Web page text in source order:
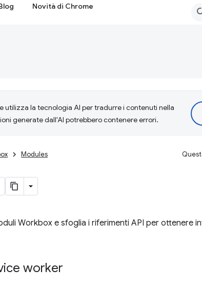
Novità di Chrome
utilizza la tecnologia AI per tradurre i contenuti nella
generate dall'AI potrebbero contenere errori.
Modules
Workbox e sfoglia i riferimenti API per ottenere
worker